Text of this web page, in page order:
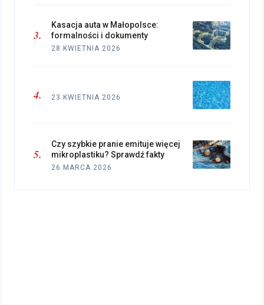
Kasacja auta w Małopolsce:
formalności i dokumenty
28 KWIETNIA 2026
23 KWIETNIA 2026
Czy szybkie pranie emituje więcej
mikroplastiku? Sprawdź fakty
26 MARCA 2026